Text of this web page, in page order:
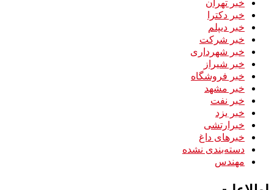
خبر دکترا
خبر دیپلم
خبر شرکت
خبر شهرداری
خبر شیراز
خبر فروشگاه
خبر مشهد
خبر نفت
خبر یزد
خبرارتشی
خبرهای داغ
دسته‌بندی نشده
مهندس